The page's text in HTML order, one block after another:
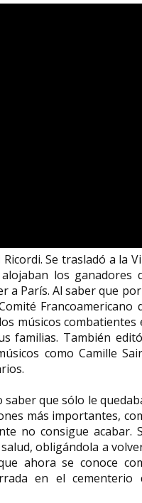
Se trasladó a la
los ganadores
a París. Al saber que
Francoamericano
músicos combatientes
familias. También
como Camille
saber que sólo le
más importantes,
no consigue acabar.
obligándola a
ahora se conoce
en el cementerio